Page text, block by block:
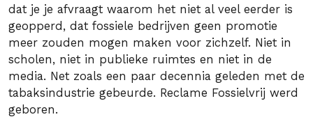
dat je je afvraagt waarom het niet al veel eerder is
geopperd, dat fossiele bedrijven geen promotie
meer zouden mogen maken voor zichzelf. Niet in
scholen, niet in publieke ruimtes en niet in de
media. Net zoals een paar decennia geleden met de
tabaksindustrie gebeurde. Reclame Fossielvrij werd
geboren.